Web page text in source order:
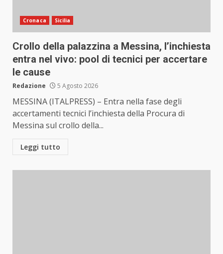
Cronaca Sicilia
Crollo della palazzina a Messina, l’inchiesta
entra nel vivo: pool di tecnici per accertare
le cause
Redazione 5 Agosto 2026
MESSINA (ITALPRESS) – Entra nella fase degli
accertamenti tecnici l’inchiesta della Procura di
Messina sul crollo della...
Leggi tutto